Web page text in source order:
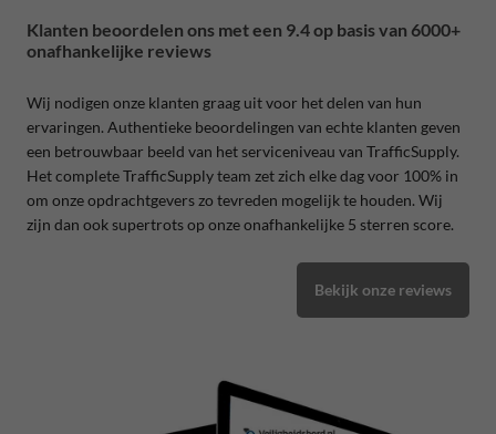
Klanten beoordelen ons met een 9.4 op basis van 6000+
onafhankelijke reviews
Wij nodigen onze klanten graag uit voor het delen van hun
ervaringen. Authentieke beoordelingen van echte klanten geven
een betrouwbaar beeld van het serviceniveau van TrafficSupply.
Het complete TrafficSupply team zet zich elke dag voor 100% in
om onze opdrachtgevers zo tevreden mogelijk te houden. Wij
zijn dan ook supertrots op onze onafhankelijke 5 sterren score.
Bekijk onze reviews